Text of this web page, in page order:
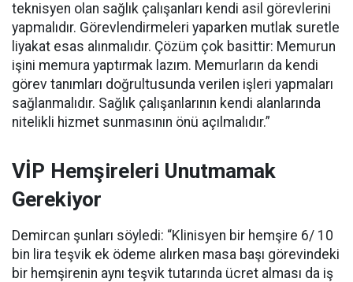
teknisyen olan sağlık çalışanları kendi asil görevlerini
yapmalıdır. Görevlendirmeleri yaparken mutlak suretle
liyakat esas alınmalıdır. Çözüm çok basittir: Memurun
işini memura yaptırmak lazım. Memurların da kendi
görev tanımları doğrultusunda verilen işleri yapmaları
sağlanmalıdır. Sağlık çalışanlarının kendi alanlarında
nitelikli hizmet sunmasının önü açılmalıdır.”
VİP Hemşireleri Unutmamak
Gerekiyor
Demircan şunları söyledi: “Klinisyen bir hemşire 6/ 10
bin lira teşvik ek ödeme alırken masa başı görevindeki
bir hemşirenin aynı teşvik tutarında ücret alması da iş